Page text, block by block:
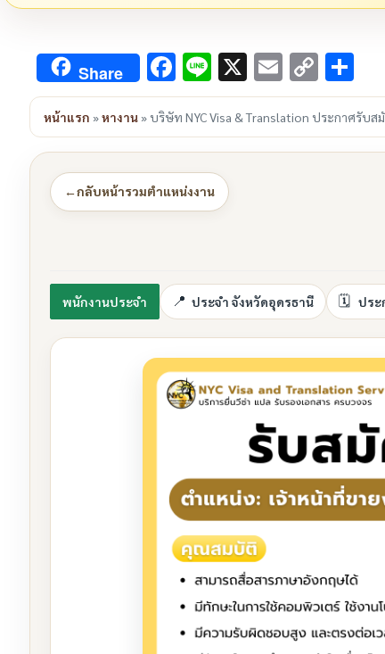
Share Facebook
Line
X Email
Copy
Link
หน้าแรก »หางาน » บริษัท NYC Visa & Translation ประกาศรับ
←กลับหน้ารวมตำแหน่งงาน
พนักงานประจำ ประจำ จังหวัดอุดรธานี ประ